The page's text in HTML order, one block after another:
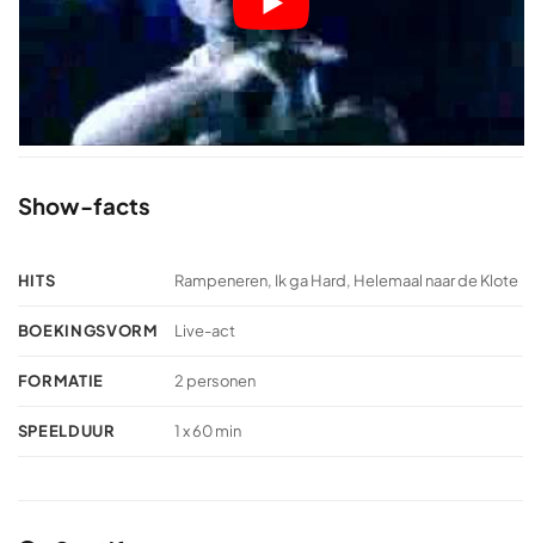
Show-facts
HITS Rampeneren, Ik ga Hard, Helemaal naar de Klote
BOEKINGSVORM Live-act
FORMATIE 2 personen
SPEELDUUR 1 x 60 min